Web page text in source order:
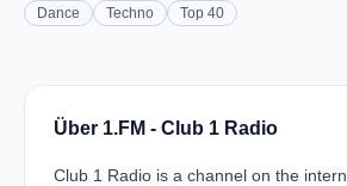
Dance Techno Top 40
Über 1.FM - Club 1 Radio
Club 1 Radio is a channel on the